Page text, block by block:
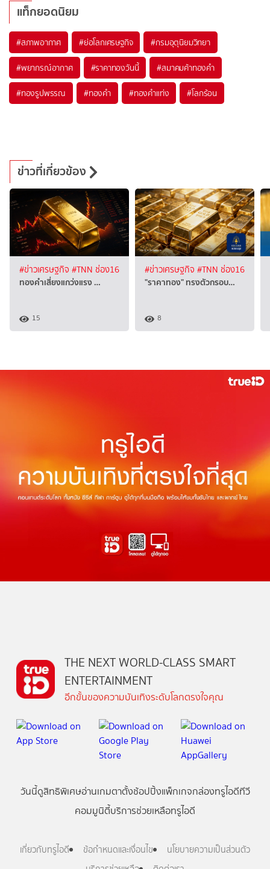
แท็กยอดนิยม
#สภาพอากาศ #ย่อโลกเศรษฐกิจ #กรมอุตุนิยมวิทยา
#พยากรณ์อากาศ #ราคาทองวันนี้ #สมาคมค้าทองคำ
#ทองรูปพรรณ #ทองคำ #ทองคำแท่ง #โลกร้อน
ข่าวที่เกี่ยวข้อง
#ข่าวเศรษฐกิจ #TNN ช่อง16
ทองคำเสี่ยงแกว่งแรง …
15
#ข่าวเศรษฐกิจ #TNN ช่อง16
"ราคาทอง" ทรงตัวกรอบ…
8
THE NEXT WORLD-CLASS SMART
ENTERTAINMENT
อีกขั้นของความบันเทิงระดับโลกตรงใจคุณ
วันนี้ดูสิทธิพิเศษอ่านเกมตาตั้งช้อปปิ้งแพ็กเกจกล่องทรูไอดีทีวี
คอมมูนิตี้บริการช่วยเหลือทรูไอดี
เกี่ยวกับทรูไอดี ข้อกำหนดและเงื่อนไข
นโยบายความเป็นส่วนตัว